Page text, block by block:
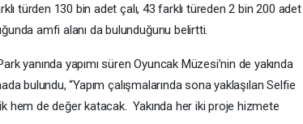
türden 130 bin adet çalı, 43 farklı türeden 2 bin 200 adet
amfi alanı da bulunduğunu belirtti.
yanında yapımı süren Oyuncak Müzesi’nin de yakında
bulundu, “Yapım çalışmalarında sona yaklaşılan Selfie
hem de değer katacak. Yakında her iki proje hizmete